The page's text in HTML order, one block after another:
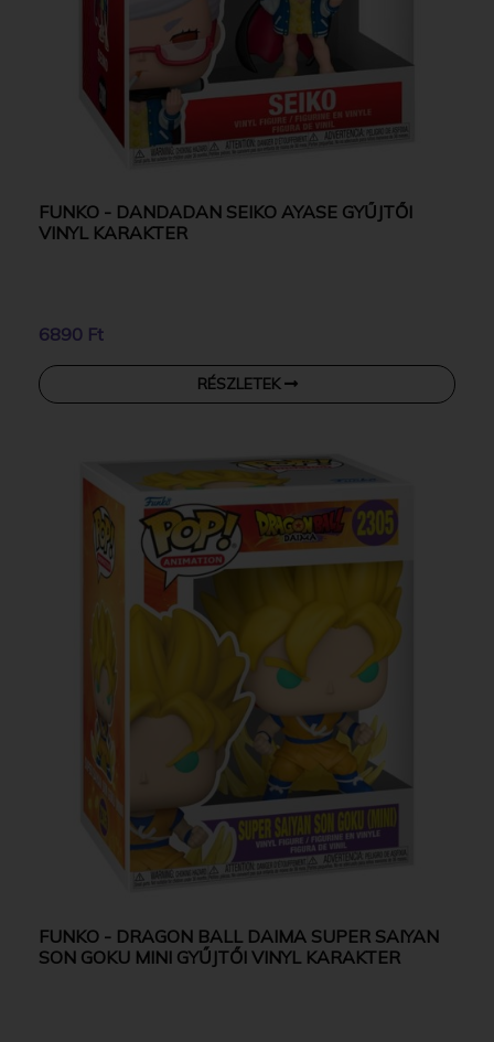
FUNKO - DANDADAN SEIKO AYASE GYŰJTŐI
VINYL KARAKTER
6890 Ft
RÉSZLETEK
FUNKO - DRAGON BALL DAIMA SUPER SAIYAN
SON GOKU MINI GYŰJTŐI VINYL KARAKTER